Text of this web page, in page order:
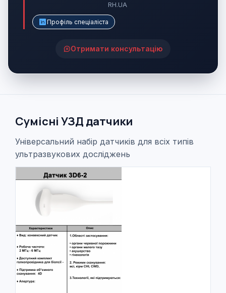
RH.UA
Профіль спеціаліста
Отримати консультацію
Сумісні УЗД датчики
Універсальний набір датчиків для всіх типів
ультразвукових досліджень